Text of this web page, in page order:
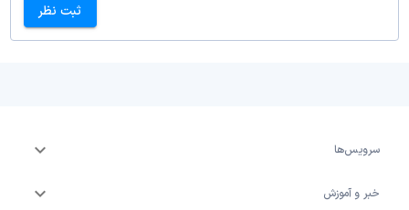
ثبت نظر
سرویس‌ها
خبر و آموزش